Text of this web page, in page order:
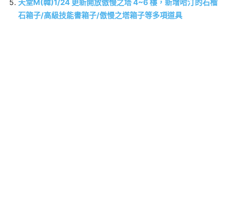
天堂M(韓)1/24 更新開放傲慢之塔 4~6 樓，新增哈汀的石榴
石箱子/高級技能書箱子/傲慢之塔箱子等多項道具